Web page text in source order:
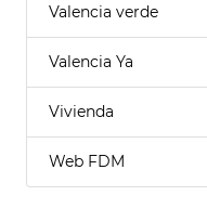
Valencia verde
Valencia Ya
Vivienda
Web FDM